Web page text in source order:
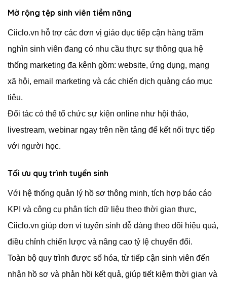
Mở rộng tệp sinh viên tiềm năng
Ciiclo.vn hỗ trợ các đơn vị giáo dục tiếp cận hàng trăm
nghìn sinh viên đang có nhu cầu thực sự thông qua hệ
thống marketing đa kênh gồm: website, ứng dụng, mạng
xã hội, email marketing và các chiến dịch quảng cáo mục
tiêu.
Đối tác có thể tổ chức sự kiện online như hội thảo,
livestream, webinar ngay trên nền tảng để kết nối trực tiếp
với người học.
Tối ưu quy trình tuyển sinh
Với hệ thống quản lý hồ sơ thông minh, tích hợp báo cáo
KPI và công cụ phân tích dữ liệu theo thời gian thực,
Ciiclo.vn giúp đơn vị tuyển sinh dễ dàng theo dõi hiệu quả,
điều chỉnh chiến lược và nâng cao tỷ lệ chuyển đổi.
Toàn bộ quy trình được số hóa, từ tiếp cận sinh viên đến
nhận hồ sơ và phản hồi kết quả, giúp tiết kiệm thời gian và